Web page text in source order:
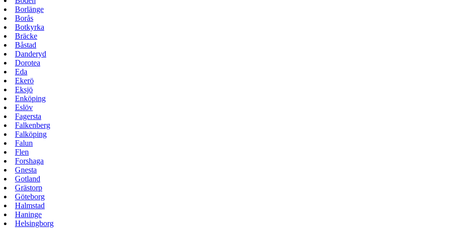
Borlänge
Borås
Botkyrka
Bräcke
Båstad
Danderyd
Dorotea
Eda
Ekerö
Eksjö
Enköping
Eslöv
Fagersta
Falkenberg
Falköping
Falun
Flen
Forshaga
Gnesta
Gotland
Grästorp
Göteborg
Halmstad
Haninge
Helsingborg